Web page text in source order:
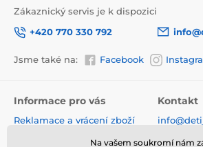
Zákaznický servis je k dispozici
+420 770 330 792
Jsme také na: Facebook
Informace pro vás
Reklamace a vrácení zboží
Obchodní podmínky
Kontakt
770 330
Na vašem soukromí nám